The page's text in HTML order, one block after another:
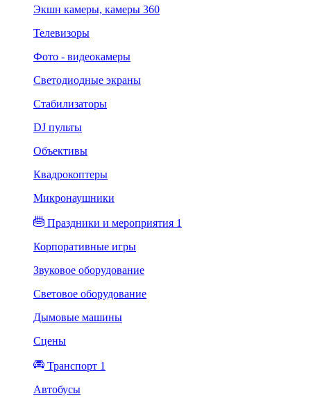
Экшн камеры, камеры 360
Телевизоры
Фото - видеокамеры
Светодиодные экраны
Стабилизаторы
DJ пульты
Объективы
Квадрокоптеры
Микронаушники
Праздники и мероприятия 1
Корпоративные игры
Звуковое оборудование
Световое оборудование
Дымовые машины
Сцены
Транспорт 1
Автобусы